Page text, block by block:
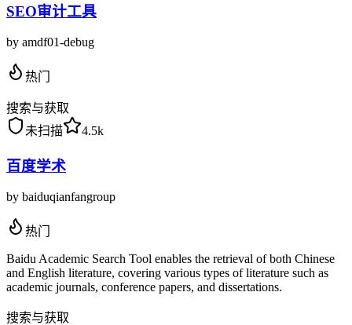
SEO审计工具
by amdf01-debug
热门
搜索与获取
未扫描
4.5k
百度学术
by baiduqianfangroup
热门
Baidu Academic Search Tool enables the retrieval of both Chinese
and English literature, covering various types of literature such as
academic journals, conference papers, and dissertations.
搜索与获取